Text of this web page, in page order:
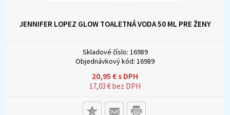
JENNIFER LOPEZ GLOW TOALETNÁ VODA 50 ML PRE ŽENY
Skladové číslo: 16989
Objednávkový kód: 16989
20,95 €s DPH
17,03 €bez DPH